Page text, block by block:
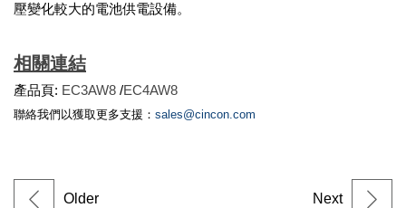
壓變化較大的電池供電設備。
相關連結
產品頁: EC3AW8 /EC4AW8
聯絡我們以獲取更多支援： sales@cincon.com
Older Next